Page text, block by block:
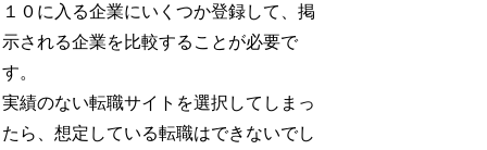
１０に入る企業にいくつか登録して、掲
示される企業を比較することが必要で
す。
実績のない転職サイトを選択してしまっ
たら、想定している転職はできないでし